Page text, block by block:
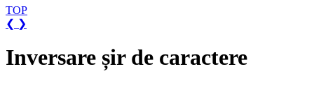
TOP
❮ ❯
Inversare șir de caractere